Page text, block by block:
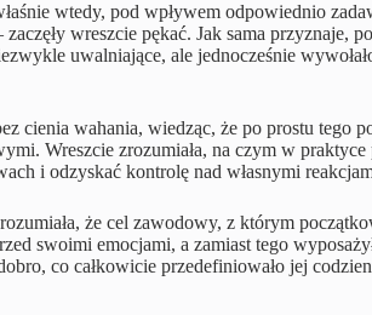
wtedy, pod wpływem odpowiednio
wreszcie pękać. Jak sama przyznaje,
uwalniające, ale jednocześnie
cienia wahania, wiedząc, że po prostu tego
Wreszcie zrozumiała, na czym w
i odzyskać kontrolę nad własnymi
że cel zawodowy, z którym
swoimi emocjami, a zamiast tego
co całkowicie przedefiniowało jej